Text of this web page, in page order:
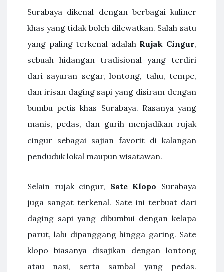
Surabaya dikenal dengan berbagai kuliner
khas yang tidak boleh dilewatkan. Salah satu
yang paling terkenal adalah Rujak Cingur,
sebuah hidangan tradisional yang terdiri
dari sayuran segar, lontong, tahu, tempe,
dan irisan daging sapi yang disiram dengan
bumbu petis khas Surabaya. Rasanya yang
manis, pedas, dan gurih menjadikan rujak
cingur sebagai sajian favorit di kalangan
penduduk lokal maupun wisatawan.
Selain rujak cingur, Sate Klopo Surabaya
juga sangat terkenal. Sate ini terbuat dari
daging sapi yang dibumbui dengan kelapa
parut, lalu dipanggang hingga garing. Sate
klopo biasanya disajikan dengan lontong
atau nasi, serta sambal yang pedas.